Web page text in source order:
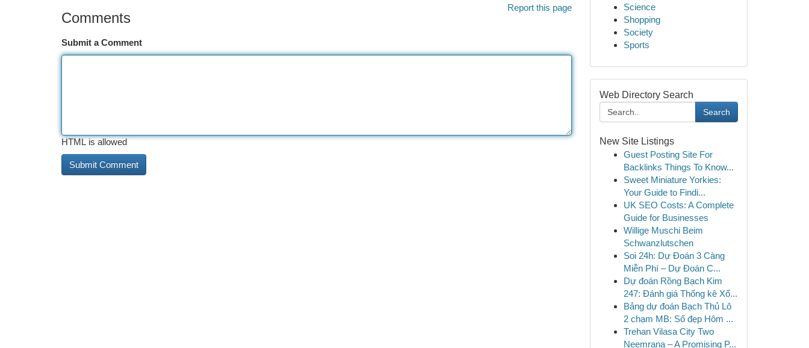
Report this page
Comments
Submit a Comment
HTML is allowed
Science
Shopping
Society
Sports
Web Directory Search
Search
New Site Listings
Guest Posting Site For
Backlinks Things To Know...
Sweet Miniature Yorkies:
Your Guide to Findi...
UK SEO Costs: A Complete
Guide for Businesses
Willige Muschi Beim
Schwanzlutschen
Soi 24h: Dự Đoán 3 Càng
Miễn Phí – Dự Đoán C...
Dự đoán Rồng Bạch Kim
247: Đánh giá Thống kê Xổ...
Bảng dự đoán Bạch Thủ Lô
2 chạm MB: Số đẹp Hôm ...
Trehan Vilasa City Two
Neemrana – A Promising P...